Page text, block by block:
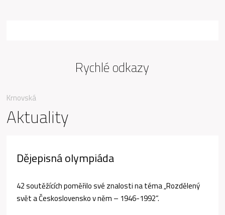
Krnovská
Aktuality
Dějepisná olympiáda
42 soutěžících poměřilo své znalosti na téma „Rozdělený
svět a Československo v něm – 1946-1992“.
Rychlé odkazy